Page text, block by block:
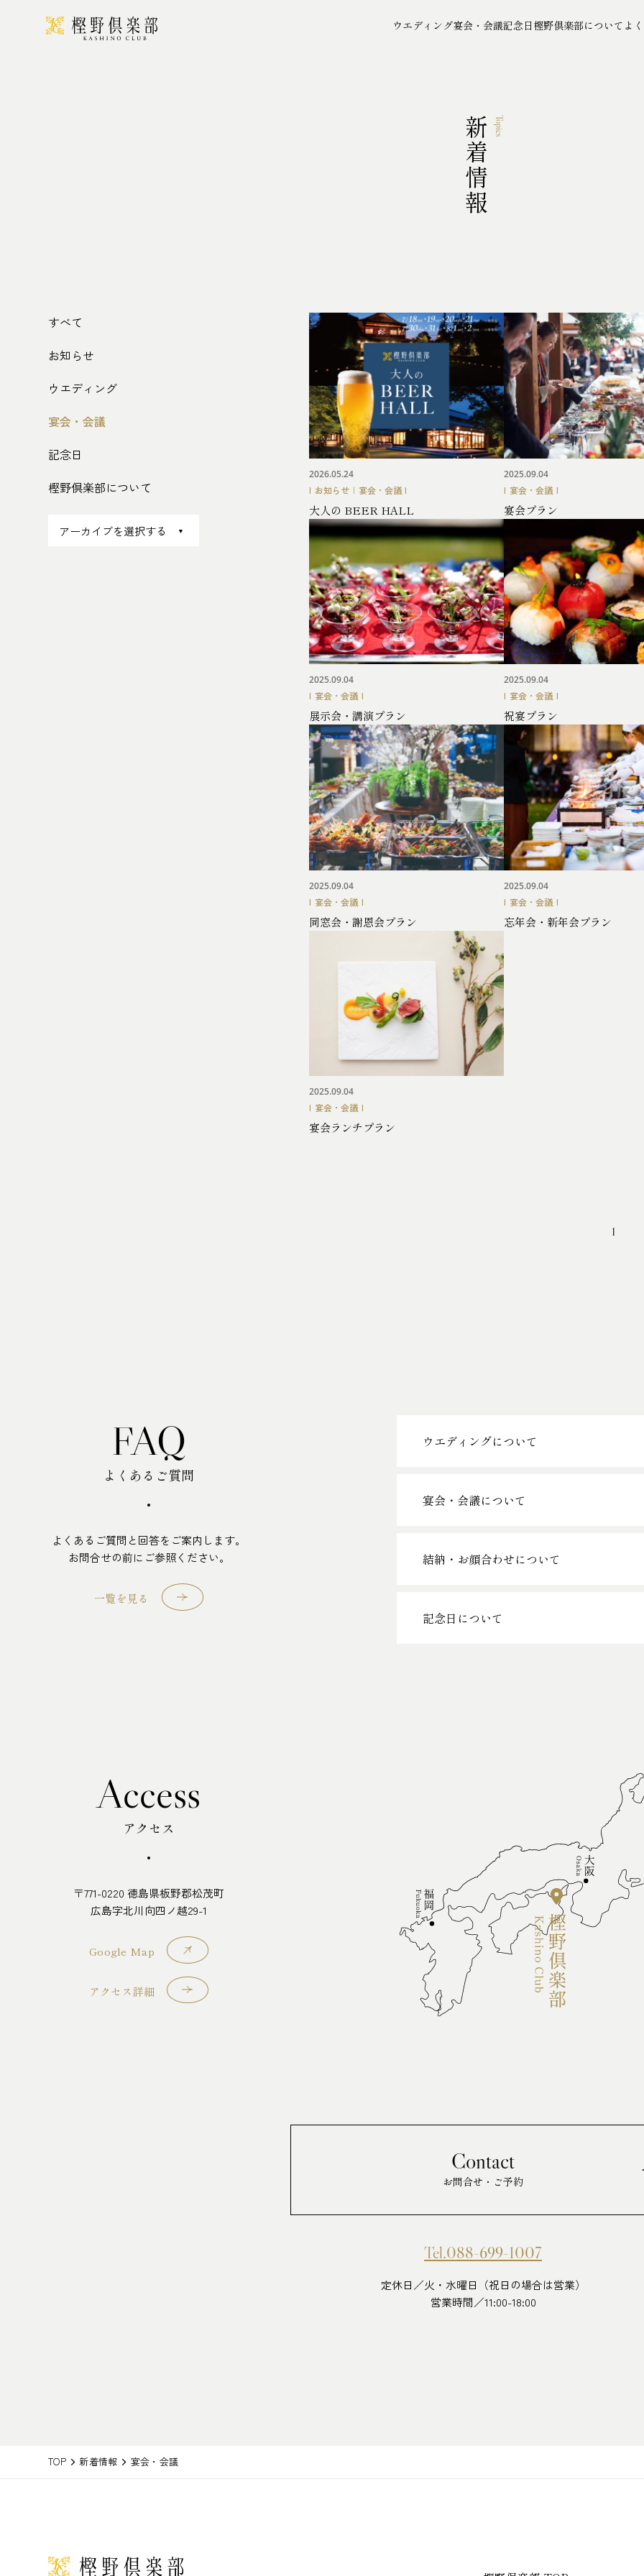
ウエディング宴会・会議記念日樫野倶楽部について よ
Topics
新着情報
すべて
お知らせ
ウエディング
宴会・会議
記念日
樫野倶楽部について
2026.05.24
お知らせ | 宴会・会議
大人の BEER HALL
2025.09.04
宴会・会議
宴会プラン
2025.09.04
宴会・会議
展示会・講演プラン
2025.09.04
宴会・会議
祝宴プラン
2025.09.04
宴会・会議
同窓会・謝恩会プラン
2025.09.04
宴会・会議
忘年会・新年会プラン
2025.09.04
宴会・会議
宴会ランチプラン
1
FAQ
よくあるご質問
よくあるご質問と回答をご案内します。
お問合せの前にご参照ください。
一覧を見る
ウエディングについて
宴会・会議について
結納・お顔合わせについて
記念日について
Access
アクセス
〒771-0220 徳島県板野郡松茂町
広島字北川向四ノ越29-1
Google Map
アクセス詳細
Contact
お問合せ・ご予約
Tel.088-699-1007
定休日／火・水曜日（祝日の場合は営業）
営業時間／11:00-18:00
TOP 新着情報 宴会・会議